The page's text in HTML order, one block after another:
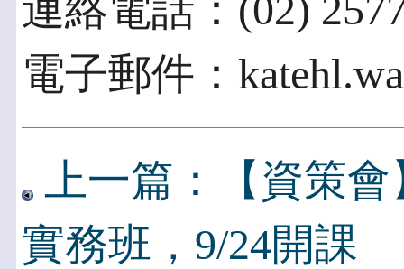
連絡電話：(02)
電子郵件：
上一篇：【資策
實務班，9/24開課